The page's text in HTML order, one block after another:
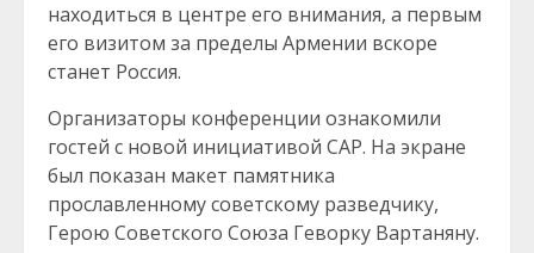
находиться в центре его внимания, а первым
его визитом за пределы Армении вскоре
станет Россия.
Организаторы конференции ознакомили
гостей с новой инициативой САР. На экране
был показан макет памятника
прославленному советскому разведчику,
Герою Советского Союза Геворку Вартаняну.